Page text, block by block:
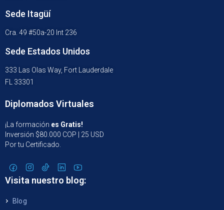
Sede Itagüí
Cra. 49 #50a-20 Int 236
Sede Estados Unidos
333 Las Olas Way, Fort Lauderdale
FL 33301
Diplomados Virtuales
¡La formación es Gratis!
Inversión $80.000 COP | 25 USD
Por tu Certificado.
Visita nuestro blog:
Blog